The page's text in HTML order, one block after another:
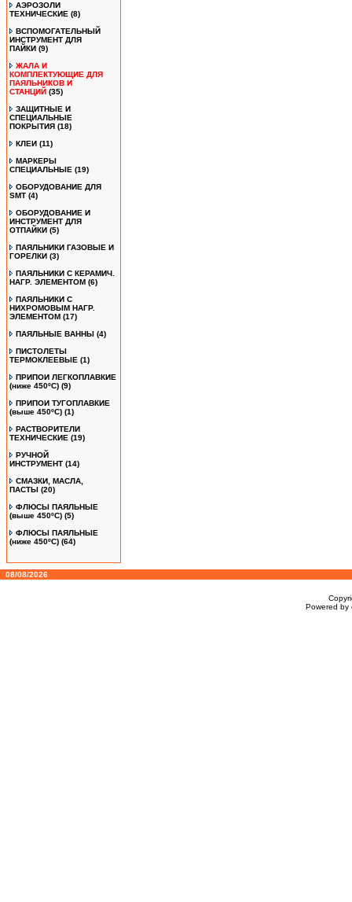
АЭРОЗОЛИ
ТЕХНИЧЕСКИЕ (8)
ВСПОМОГАТЕЛЬНЫЙ
ИНСТРУМЕНТ ДЛЯ
ПАЙКИ (9)
ЖАЛА И
КОМПЛЕКТУЮЩИЕ ДЛЯ
ПАЯЛЬНИКОВ И
СТАНЦИЙ (35)
ЗАЩИТНЫЕ И
СПЕЦИАЛЬНЫЕ
ПОКРЫТИЯ (18)
КЛЕИ (11)
МАРКЕРЫ
СПЕЦИАЛЬНЫЕ (19)
ОБОРУДОВАНИЕ ДЛЯ
SMT (4)
ОБОРУДОВАНИЕ И
ИНСТРУМЕНТ ДЛЯ
ОТПАЙКИ (5)
ПАЯЛЬНИКИ ГАЗОВЫЕ И
ГОРЕЛКИ (3)
ПАЯЛЬНИКИ С КЕРАМИЧ.
НАГР. ЭЛЕМЕНТОМ (6)
ПАЯЛЬНИКИ С
НИХРОМОВЫМ НАГР.
ЭЛЕМЕНТОМ (17)
ПАЯЛЬНЫЕ ВАННЫ (4)
ПИСТОЛЕТЫ
ТЕРМОКЛЕЕВЫЕ (1)
ПРИПОИ ЛЕГКОПЛАВКИЕ
(ниже 450ºС) (9)
ПРИПОИ ТУГОПЛАВКИЕ
(выше 450ºС) (1)
РАСТВОРИТЕЛИ
ТЕХНИЧЕСКИЕ (19)
РУЧНОЙ
ИНСТРУМЕНТ (14)
СМАЗКИ, МАСЛА,
ПАСТЫ (20)
ФЛЮСЫ ПАЯЛЬНЫЕ
(выше 450ºC) (5)
ФЛЮСЫ ПАЯЛЬНЫЕ
(ниже 450ºC) (64)
08/08/2026
Powered by